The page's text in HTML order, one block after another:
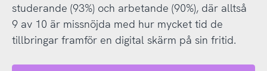
studerande (93%) och arbetande (90%), där alltså
9 av 10 är missnöjda med hur mycket tid de
tillbringar framför en digital skärm på sin fritid.